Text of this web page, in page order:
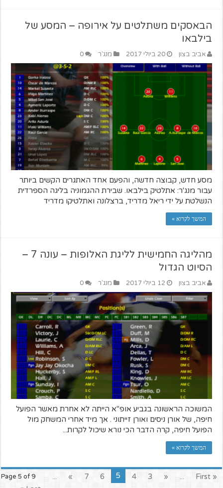
הבאסקים משתלטים על אירופה – המסע של
בילבאו
אביב בצון 20 ביולי 2017 מנג'ר 0
מסע חדש, קבוצה חדשה, והפעם אחד האתגרים הקשים ביותר
עבור מנג'ר: אתלטיק בילבאו. שבירת ההגמוניה בליגה הספרדית
הנשלטת על ידי ריאל מדריד, ברצלונה ואתלטיקו מדריד
המשך לקרוא »
מהליגה החמישית לליגת האלופות – עונה 7 –
הסיוט הגדול
אביב בצון 12 ביולי 2017 מנג'ר 0
המשוכה הראשונה בגביע אופ"א הייתה לא אחרת מאשר הפועל
חיפה, של אורן ניסים ואורן זייתוני . אך מיד אחרי המשחק מול
הפועל חיפה, קרה הדבר הכי נורא שיכול לקרות...
המשך לקרוא »
Page 5 of 9 « First
...
«
3
4
5
6
7
»
...